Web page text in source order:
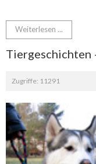
Weiterlesen ...
Tiergeschichten
Zugriffe: 11291